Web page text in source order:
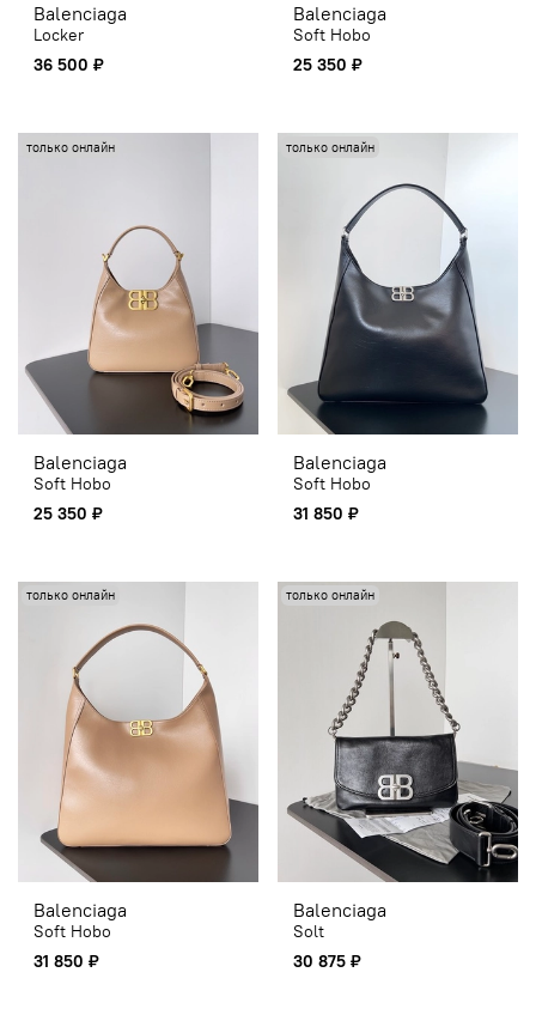
Balenciaga
Locker
36 500 ₽
Balenciaga
Soft Hobo
25 350 ₽
только онлайн
Balenciaga
Soft Hobo
25 350 ₽
только онлайн
Balenciaga
Soft Hobo
31 850 ₽
только онлайн
Balenciaga
Soft Hobo
31 850 ₽
только онлайн
Balenciaga
Solt
30 875 ₽